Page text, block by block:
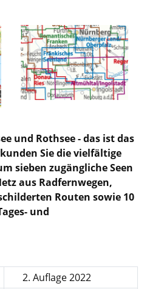
und Rothsee - das ist das
Sie die vielfältige
sieben zugängliche Seen
aus Radfernwegen,
Routen sowie 10
und
2. Auflage 2022